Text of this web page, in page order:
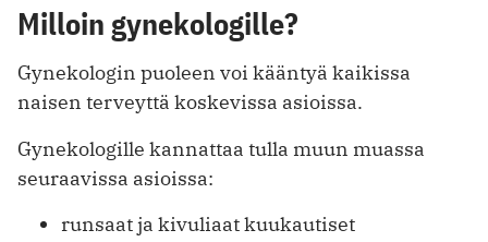
Milloin gynekologille?
Gynekologin puoleen voi kääntyä kaikissa
naisen terveyttä koskevissa asioissa.
Gynekologille kannattaa tulla muun muassa
seuraavissa asioissa:
runsaat ja kivuliaat kuukautiset